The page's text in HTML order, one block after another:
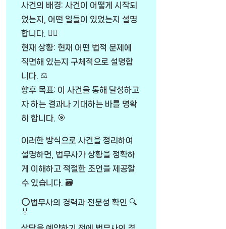
사건의 배경: 사건이 어떻게 시작되
었는지, 어떤 일들이 있었는지 설명
합니다. 🕵️‍♂️
현재 상황: 현재 어떤 법적 문제에
직면해 있는지 구체적으로 설명합
니다. ⚖️
향후 목표: 이 사건을 통해 달성하고
자 하는 결과나 기대하는 바를 명확
히 합니다. 🎯
이러한 방식으로 사건을 정리하여
설명하면, 법무사가 상황을 정확하
게 이해하고 적절한 조언을 제공할
수 있습니다. 🗃️
⭕법무사의 경력과 전문성 확인 🔍
🏅